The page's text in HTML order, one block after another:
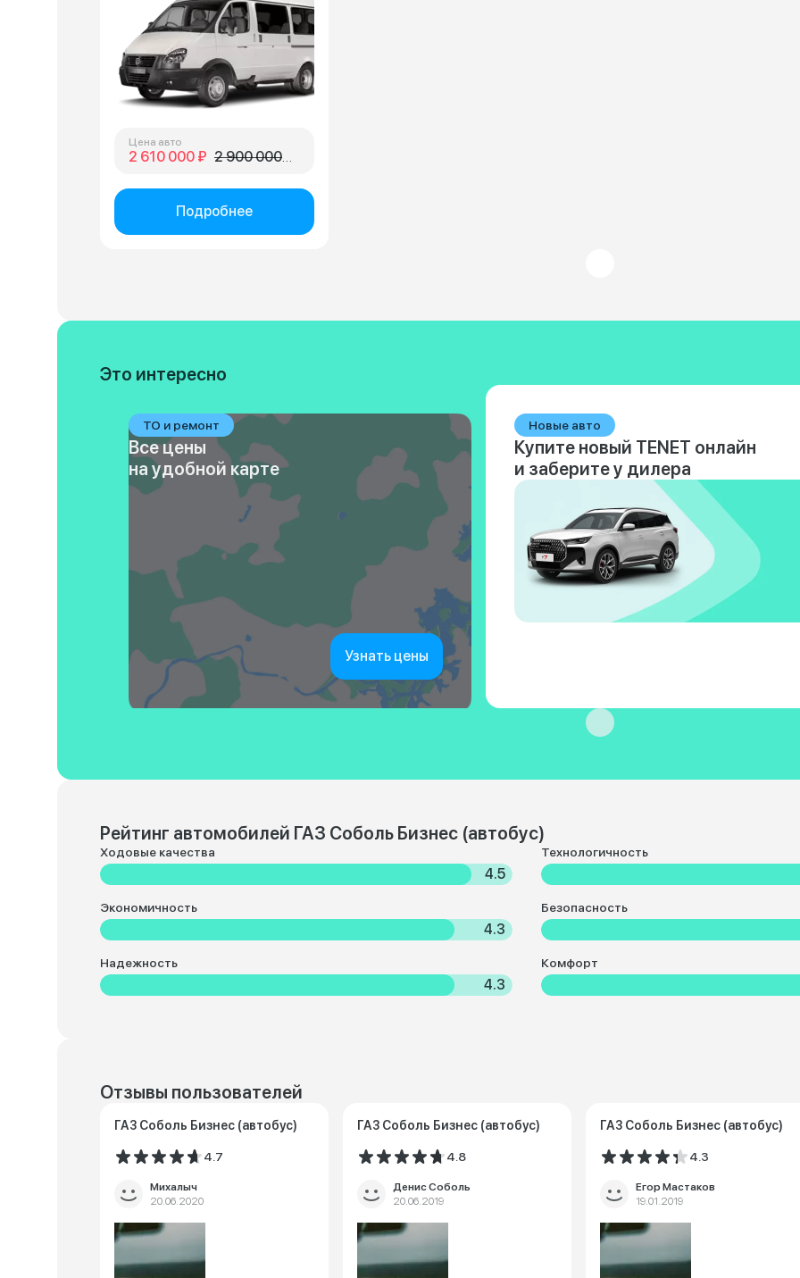
Цена авто
2 610 000 ₽ 2 900 000 ₽
Подробнее
Это интересно
ТО и ремонт
Все цены
на удобной карте
Узнать цены
Новые авто
Купите новый TENET онлайн
и заберите у дилера
Рейтинг автомобилей ГАЗ Соболь Бизнес (автобус)
Ходовые качества
4.5
Технологичность
Экономичность
4.3
Безопасность
Надежность
4.3
Комфорт
Отзывы пользователей
ГАЗ Соболь Бизнес (автобус)
4.7
Михалыч
20.06.2020
ГАЗ Соболь Бизнес (автобус)
4.8
Денис Соболь
20.06.2019
ГАЗ Соболь Бизнес (автобус)
4.3
Егор Мастаков
19.01.2019